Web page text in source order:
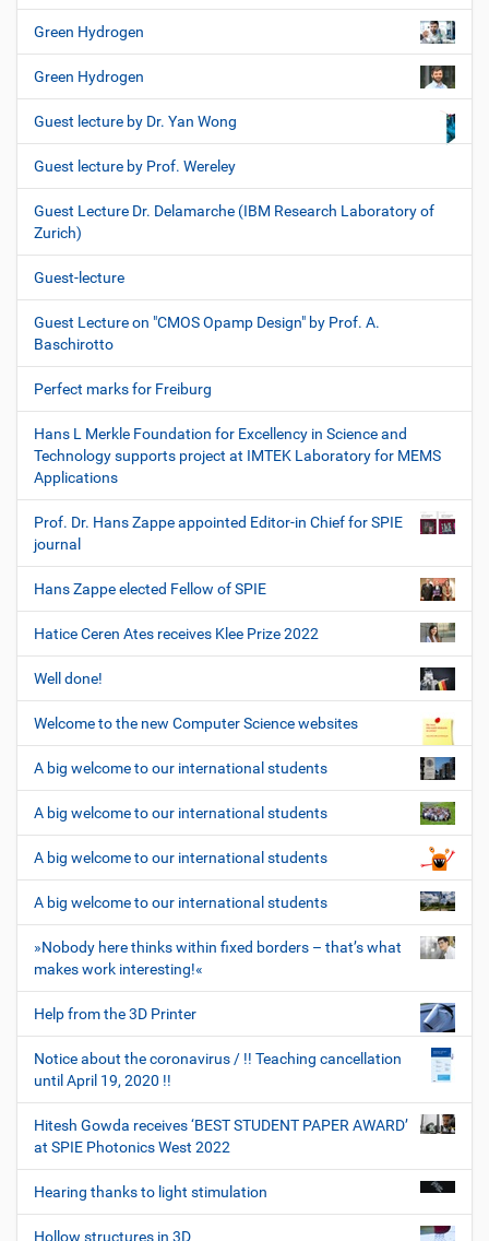
Green Hydrogen
Green Hydrogen
Guest lecture by Dr. Yan Wong
Guest lecture by Prof. Wereley
Guest Lecture Dr. Delamarche (IBM Research Laboratory of
Zurich)
Guest-lecture
Guest Lecture on "CMOS Opamp Design" by Prof. A.
Baschirotto
Perfect marks for Freiburg
Hans L Merkle Foundation for Excellency in Science and
Technology supports project at IMTEK Laboratory for MEMS
Applications
Prof. Dr. Hans Zappe appointed Editor-in Chief for SPIE
journal
Hans Zappe elected Fellow of SPIE
Hatice Ceren Ates receives Klee Prize 2022
Well done!
Welcome to the new Computer Science websites
A big welcome to our international students
A big welcome to our international students
A big welcome to our international students
A big welcome to our international students
»Nobody here thinks within fixed borders – that’s what
makes work interesting!«
Help from the 3D Printer
Notice about the coronavirus / !! Teaching cancellation
until April 19, 2020 !!
Hitesh Gowda receives ‘BEST STUDENT PAPER AWARD’
at SPIE Photonics West 2022
Hearing thanks to light stimulation
Hollow structures in 3D